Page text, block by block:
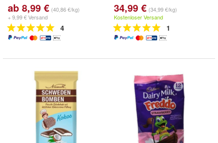
ab 8,99 € (40,86 €/kg)
+ 9,99 € Versand
4
34,99 € (34,99 €/kg)
Kostenloser Versand
1